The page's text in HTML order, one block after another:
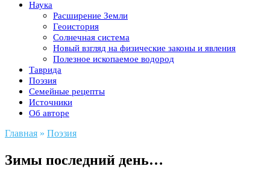
Наука
Расширение Земли
Геоистория
Солнечная система
Новый взгляд на физические законы и явления
Полезное ископаемое водород
Таврида
Поэзия
Семейные рецепты
Источники
Об авторе
Главная » Поэзия
Зимы последний день…